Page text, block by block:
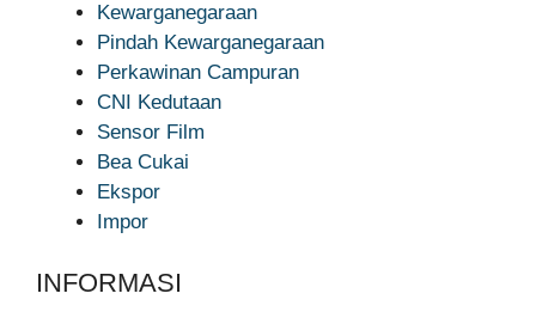
Kewarganegaraan
Pindah Kewarganegaraan
Perkawinan Campuran
CNI Kedutaan
Sensor Film
Bea Cukai
Ekspor
Impor
INFORMASI